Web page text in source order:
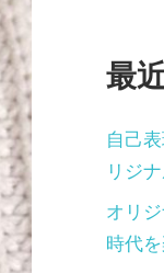
最
自己
リジ
オリ
時代